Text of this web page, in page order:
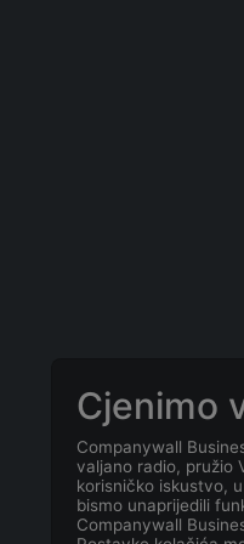
Cjenimo
Companywall
valjano radio, pružio
korisničko iskustvo,
bismo unaprijedili
Companywall